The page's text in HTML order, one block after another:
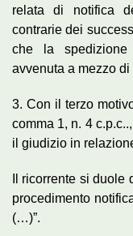
relata di notifica
contrarie dei
che la spedizione
avvenuta a mezzo
3. Con il terzo
comma 1, n. 4
il giudizio in
Il ricorrente si duole
procedimento
(…)”.